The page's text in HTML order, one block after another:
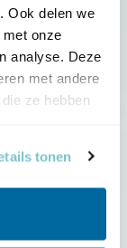
Ook delen we
onze
analyse. Deze
met andere
ze hebben
tonen